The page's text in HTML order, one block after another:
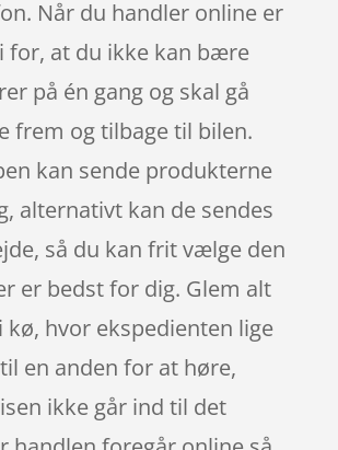
Når du handler online er
for, at du ikke kan bære
på én gang og skal gå
frem og tilbage til bilen.
kan sende produkterne
alternativt kan de sendes
så du kan frit vælge den
er bedst for dig. Glem alt
kø, hvor ekspedienten lige
en anden for at høre,
ikke går ind til det